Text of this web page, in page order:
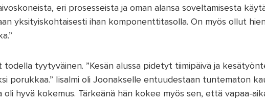
eri prosesseista ja oman alansa soveltamisesta
yksityiskohtaisesti ihan komponenttitasolla. On myös ollut
tyytyväinen. ”Kesän alussa pidetyt tiimipäivä ja
porukkaa.” Iisalmi oli Joonakselle entuudestaan tuntematon
hyvä kokemus. Tärkeänä hän kokee myös sen, että vapaa-